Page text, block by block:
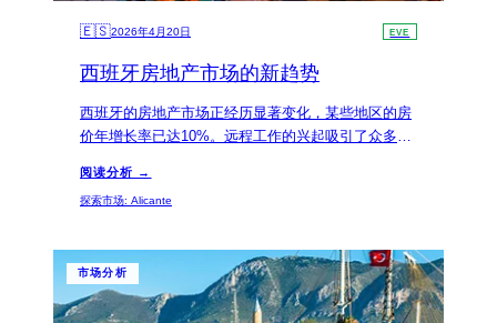
🇪🇸2026年4月20日 EVE
西班牙房地产市场的新趋势
西班牙的房地产市场正经历显著变化，某些地区的房
价年增长率已达10%。远程工作的兴起吸引了众多买
一趋势为寻求海外置业的投资者提供了独特的机会。
阅读分析 →
探索市场: Alicante
市场分析